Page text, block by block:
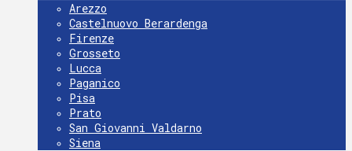
Arezzo
Castelnuovo Berardenga
Firenze
Grosseto
Lucca
Paganico
Pisa
Prato
San Giovanni Valdarno
Siena